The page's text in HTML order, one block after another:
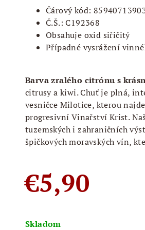
Čárový kód:
Č.Š.: C192368
Obsahuje oxid siřičitý
Případné vysrážení
Barva zralého citrónu s
citrusy a kiwi. Chuť je plná,
vesničce Milotice, kterou
progresivní Vinařství Krist.
tuzemských i zahraničních
špičkových moravských vín,
€5,90
cena:
Skladom